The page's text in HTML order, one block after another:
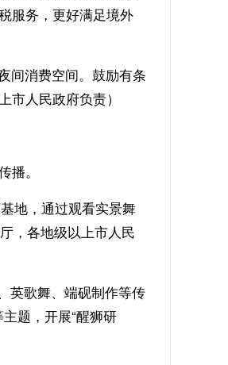
服务，更好满足境外
间消费空间。鼓励有条
人民政府负责）
。
地，通过观看实景舞
，各地级以上市人民
英歌舞、端砚制作等传
题，开展“醒狮研